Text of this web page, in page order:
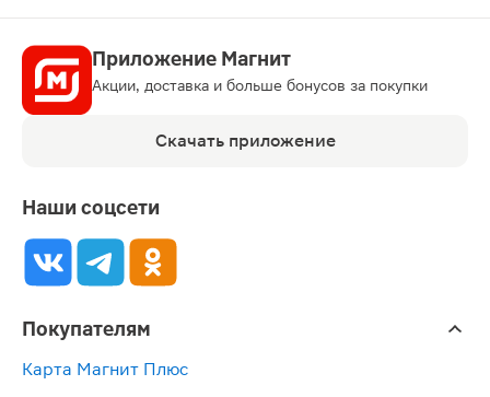
Приложение Магнит
Акции, доставка и больше бонусов за покупки
Скачать приложение
Наши соцсети
Покупателям
Карта Магнит Плюс